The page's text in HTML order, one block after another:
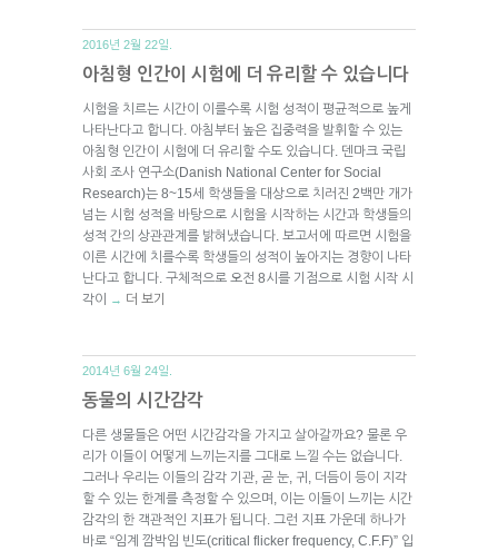
2016년 2월 22일.
아침형 인간이 시험에 더 유리할 수 있습니다
시험을 치르는 시간이 이를수록 시험 성적이 평균적으로 높게
나타난다고 합니다. 아침부터 높은 집중력을 발휘할 수 있는
아침형 인간이 시험에 더 유리할 수도 있습니다. 덴마크 국립
사회 조사 연구소(Danish National Center for Social
Research)는 8~15세 학생들을 대상으로 치러진 2백만 개가
넘는 시험 성적을 바탕으로 시험을 시작하는 시간과 학생들의
성적 간의 상관관계를 밝혀냈습니다. 보고서에 따르면 시험을
이른 시간에 치를수록 학생들의 성적이 높아지는 경향이 나타
난다고 합니다. 구체적으로 오전 8시를 기점으로 시험 시작 시
각이
→ 더 보기
2014년 6월 24일.
동물의 시간감각
다른 생물들은 어떤 시간감각을 가지고 살아갈까요? 물론 우
리가 이들이 어떻게 느끼는지를 그대로 느낄 수는 없습니다.
그러나 우리는 이들의 감각 기관, 곧 눈, 귀, 더듬이 등이 지각
할 수 있는 한계를 측정할 수 있으며, 이는 이들이 느끼는 시간
감각의 한 객관적인 지표가 됩니다. 그런 지표 가운데 하나가
바로 “임계 깜박임 빈도(critical flicker frequency, C.F.F)” 입